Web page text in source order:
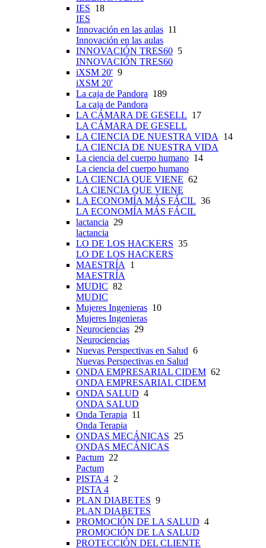
IES 18
IES
Innovación en las aulas 11
Innovación en las aulas
INNOVACIÓN TRES60 5
INNOVACIÓN TRES60
iXSM 20' 9
iXSM 20'
La caja de Pandora 189
La caja de Pandora
LA CÁMARA DE GESELL 17
LA CÁMARA DE GESELL
LA CIENCIA DE NUESTRA VIDA 14
LA CIENCIA DE NUESTRA VIDA
La ciencia del cuerpo humano 14
La ciencia del cuerpo humano
LA CIENCIA QUE VIENE 62
LA CIENCIA QUE VIENE
LA ECONOMÍA MÁS FÁCIL 36
LA ECONOMÍA MÁS FÁCIL
lactancia 29
lactancia
LO DE LOS HACKERS 35
LO DE LOS HACKERS
MAESTRÍA 1
MAESTRÍA
MUDIC 82
MUDIC
Mujeres Ingenieras 10
Mujeres Ingenieras
Neurociencias 29
Neurociencias
Nuevas Perspectivas en Salud 6
Nuevas Perspectivas en Salud
ONDA EMPRESARIAL CIDEM 62
ONDA EMPRESARIAL CIDEM
ONDA SALUD 4
ONDA SALUD
Onda Terapia 11
Onda Terapia
ONDAS MECÁNICAS 25
ONDAS MECÁNICAS
Pactum 22
Pactum
PISTA 4 2
PISTA 4
PLAN DIABETES 9
PLAN DIABETES
PROMOCIÓN DE LA SALUD 4
PROMOCIÓN DE LA SALUD
PROTECCIÓN DEL CLIENTE